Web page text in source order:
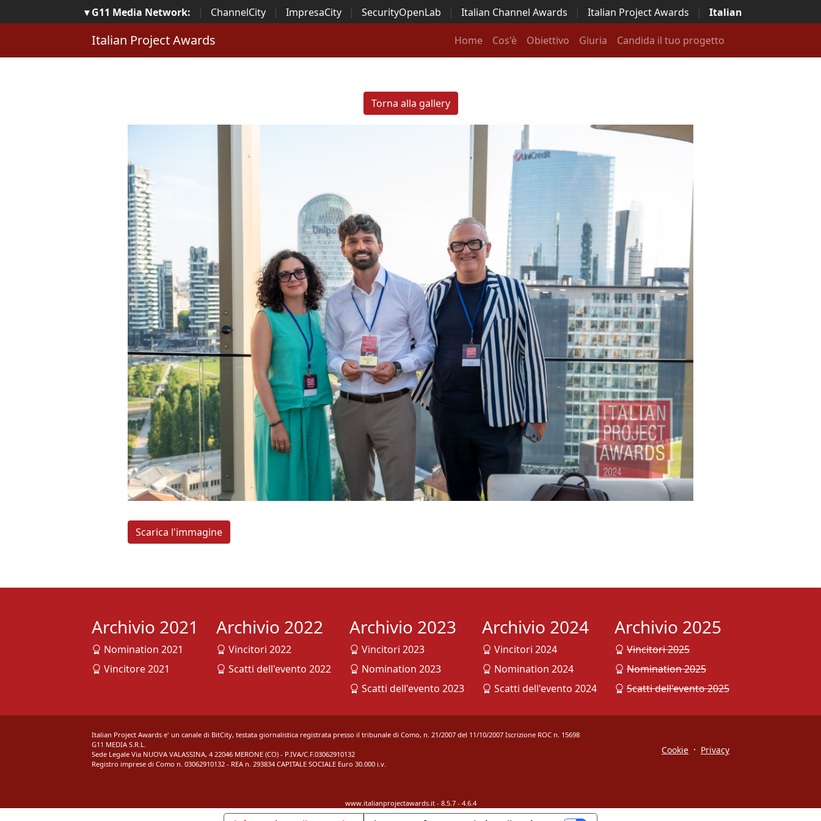
▾ G11 Media Network: | ChannelCity | ImpresaCity | SecurityOpenLab | Italian Channel Awards | Italian Project Awards |
Italian
Security Awards | ...
Italian Project Awards Home Cos'è Obiettivo Giuria Candida il tuo progetto
Torna alla gallery
Scarica l'immagine
Archivio 2021
Nomination 2021
Vincitore 2021
Archivio 2022
Vincitori 2022
Scatti dell'evento 2022
Archivio 2023
Vincitori 2023
Nomination 2023
Scatti dell'evento 2023
Archivio 2024
Vincitori 2024
Nomination 2024
Scatti dell'evento 2024
Archivio 2025
Vincitori 2025
Nomination 2025
Scatti dell'evento 2025
Italian Project Awards e' un canale di BitCity, testata giornalistica registrata presso il tribunale di Como, n. 21/2007 del 11/10/2007 Iscrizione ROC n. 15698
G11 MEDIA S.R.L.
Sede Legale Via NUOVA VALASSINA, 4 22046 MERONE (CO) - P.IVA/C.F.03062910132
Registro imprese di Como n. 03062910132 - REA n. 293834 CAPITALE SOCIALE Euro 30.000 i.v.
Cookie · Privacy
www.italianprojectawards.it - 8.5.7 - 4.6.4